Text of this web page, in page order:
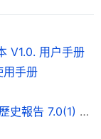
V1.0. 用户手册
手册
Cisco Unified Contact Center Express 歷史報告 7.0(1) 版使用手冊